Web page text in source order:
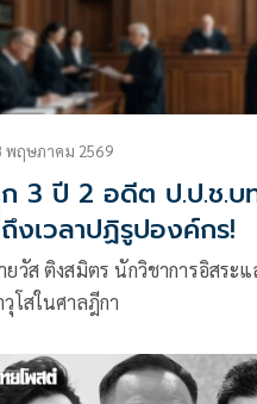
พฤษภาคม 2569
3 ปี 2 อดีต ป.ป.ช.บ
งเวลาปฏิรูปองค์กร!
ยวัส ติงสมิตร นักวิชาการอิสระ
วุโสในศาลฎีกา